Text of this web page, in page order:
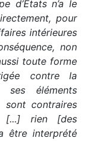
d’États n’a le
pour
intérieures
non
toute forme
contre la
ses éléments
sont contraires
[...] rien [des
être interprété